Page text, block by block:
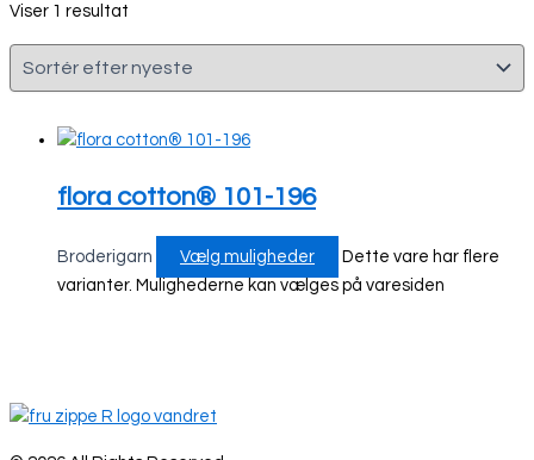
Viser 1 resultat
flora cotton® 101-196
Broderigarn Vælg muligheder
Dette vare har flere
varianter. Mulighederne kan vælges på varesiden